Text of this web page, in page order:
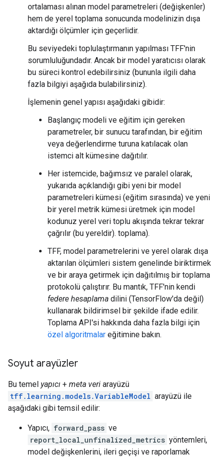
ortalaması alınan model parametreleri (değişkenler)
hem de yerel toplama sonucunda modelinizin dışa
aktardığı ölçümler için geçerlidir.
Bu seviyedeki toplulaştırmanın yapılması TFF'nin
sorumluluğundadır. Ancak bir model yaratıcısı olarak
bu süreci kontrol edebilirsiniz (bununla ilgili daha
fazla bilgiyi aşağıda bulabilirsiniz).
İşlemenin genel yapısı aşağıdaki gibidir:
Başlangıç ​​modeli ve eğitim için gereken
parametreler, bir sunucu tarafından, bir eğitim
veya değerlendirme turuna katılacak olan
istemci alt kümesine dağıtılır.
Her istemcide, bağımsız ve paralel olarak,
yukarıda açıklandığı gibi yeni bir model
parametreleri kümesi (eğitim sırasında) ve yeni
bir yerel metrik kümesi üretmek için model
kodunuz yerel veri toplu akışında tekrar tekrar
çağrılır (bu yereldir). toplama).
TFF, model parametrelerini ve yerel olarak dışa
aktarılan ölçümleri sistem genelinde biriktirmek
ve bir araya getirmek için dağıtılmış bir toplama
protokolü çalıştırır. Bu mantık, TFF'nin kendi
federe hesaplama dilini (TensorFlow'da değil)
kullanarak bildirimsel bir şekilde ifade edilir.
Toplama API'si hakkında daha fazla bilgi için
özel algoritmalar eğitimine bakın.
Soyut arayüzler
Bu temel yapıcı + meta veri arayüzü
tff.learning.models.VariableModel arayüzü ile
aşağıdaki gibi temsil edilir:
Yapıcı, forward_pass ve
report_local_unfinalized_metrics yöntemleri,
model değişkenlerini, ileri geçişi ve raporlamak